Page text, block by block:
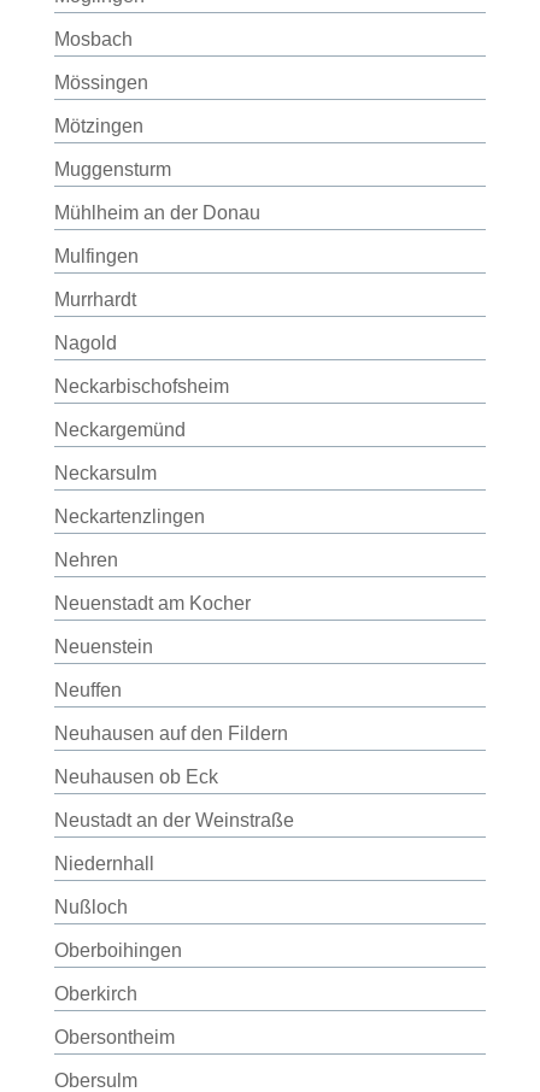
Mosbach
Mössingen
Mötzingen
Muggensturm
Mühlheim an der Donau
Mulfingen
Murrhardt
Nagold
Neckarbischofsheim
Neckargemünd
Neckarsulm
Neckartenzlingen
Nehren
Neuenstadt am Kocher
Neuenstein
Neuffen
Neuhausen auf den Fildern
Neuhausen ob Eck
Neustadt an der Weinstraße
Niedernhall
Nußloch
Oberboihingen
Oberkirch
Obersontheim
Obersulm